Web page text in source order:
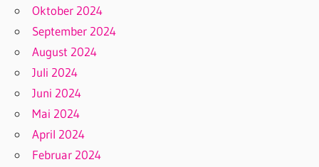
Oktober 2024
September 2024
August 2024
Juli 2024
Juni 2024
Mai 2024
April 2024
Februar 2024